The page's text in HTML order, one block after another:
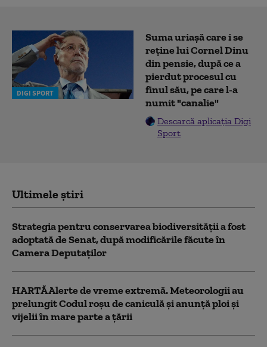
DIGI SPORT
Suma uriașă care i se
reține lui Cornel Dinu
din pensie, după ce a
pierdut procesul cu
finul său, pe care l-a
numit "canalie"
Descarcă aplicația Digi
Sport
Ultimele știri
Strategia pentru conservarea biodiversității a fost
adoptată de Senat, după modificările făcute în
Camera Deputaților
HARTĂ Alerte de vreme extremă. Meteorologii au
prelungit Codul roșu de caniculă și anunță ploi și
vijelii în mare parte a țării